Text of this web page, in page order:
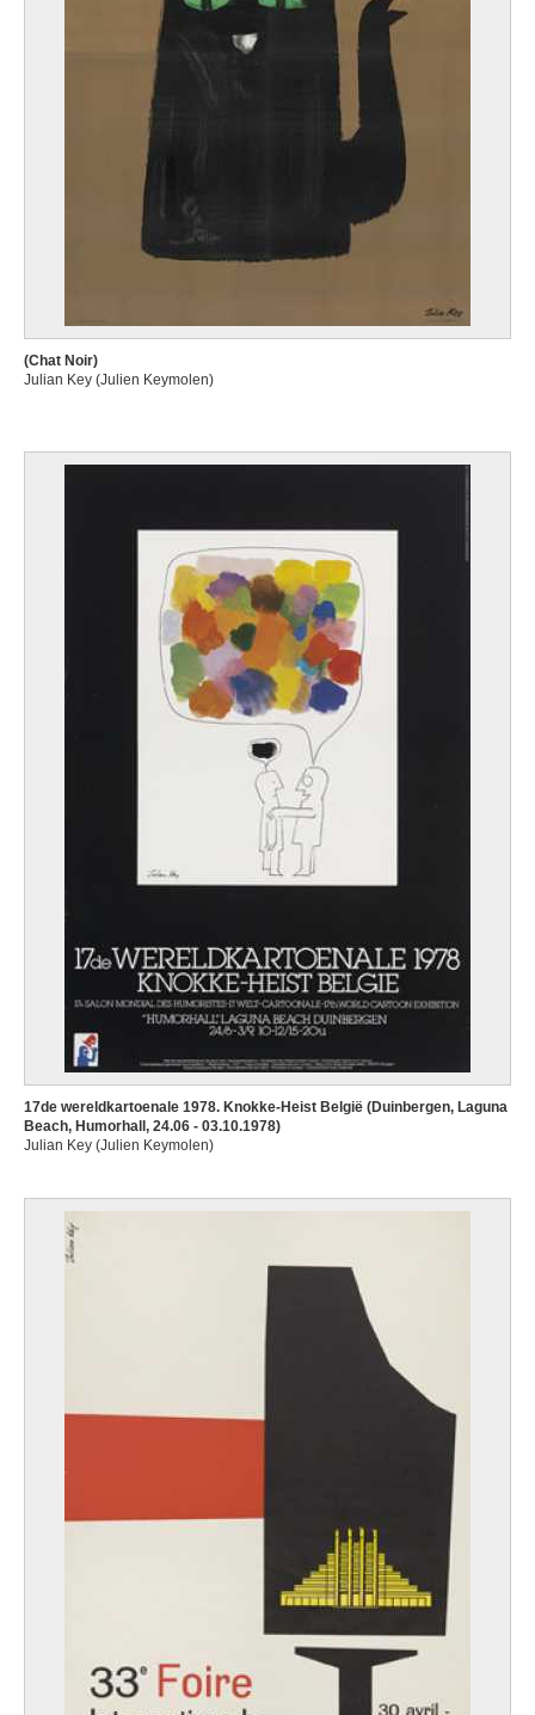
(Chat Noir)
Julian Key (Julien Keymolen)
17de wereldkartoenale 1978. Knokke-Heist België (Duinbergen, Laguna
Beach, Humorhall, 24.06 - 03.10.1978)
Julian Key (Julien Keymolen)